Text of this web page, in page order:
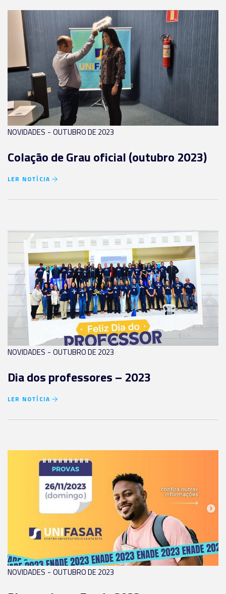
NOVIDADES - OUTUBRO DE 2023
Colação de Grau oficial (outubro 2023)
LER NOTÍCIA
NOVIDADES - OUTUBRO DE 2023
Dia dos professores – 2023
LER NOTÍCIA
NOVIDADES - OUTUBRO DE 2023